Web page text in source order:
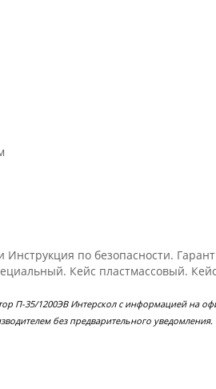
Инструкция по безопасности.
Кейс пластмассовый.
П-35/1200ЭВ Интерскол с информацией на
без предварительного уведомления.